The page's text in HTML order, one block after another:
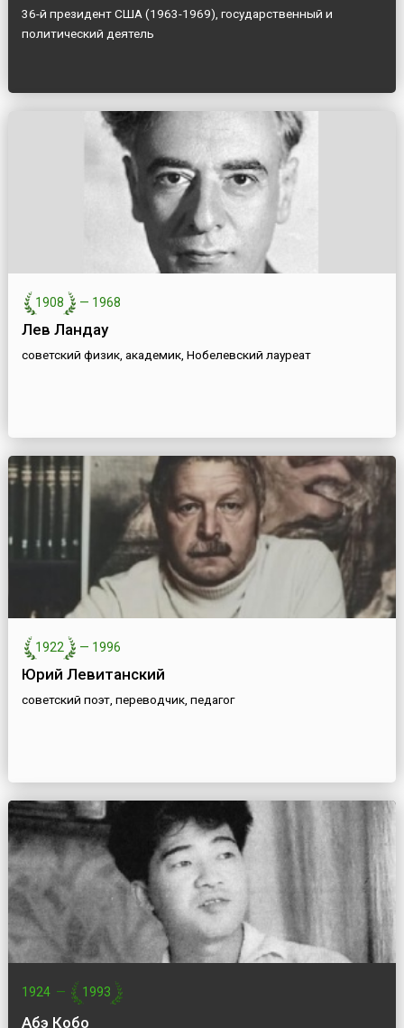
36-й президент США (1963-1969), государственный и
политический деятель
1908 — 1968
Лев Ландау
советский физик, академик, Нобелевский лауреат
1922 — 1996
Юрий Левитанский
советский поэт, переводчик, педагог
1924 — 1993
Абэ Кобо